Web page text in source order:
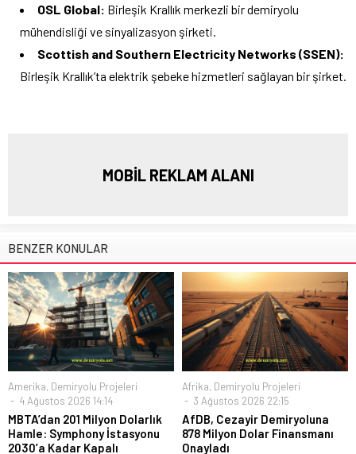
OSL Global: Birleşik Krallık merkezli bir demiryolu
mühendisliği ve sinyalizasyon şirketi.
Scottish and Southern Electricity Networks (SSEN):
Birleşik Krallık’ta elektrik şebeke hizmetleri sağlayan bir şirket.
MOBİL REKLAM ALANI
BENZER KONULAR
Amerika, Demiryolu Projeleri
4 Ağustos 2026 14:14
MBTA’dan 201 Milyon Dolarlık
Hamle: Symphony İstasyonu
2030’a Kadar Kapalı
Afrika, Demiryolu Projeleri
3 Ağustos 2026 22:15
AfDB, Cezayir Demiryoluna
878 Milyon Dolar Finansmanı
Onayladı